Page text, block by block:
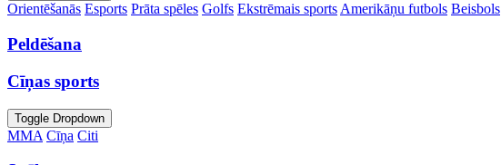
Orientēšanās Esports Prāta spēles Golfs Ekstrēmais sports Amerikāņu futbols Beisbols
Peldēšana
Cīņas sports
Toggle Dropdown
MMA Cīņa Citi